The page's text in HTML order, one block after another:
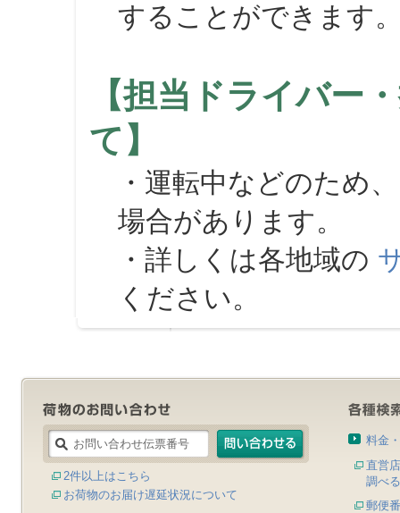
することができます
【担当ドライバー
て】
・運転中などのため
場合があります。
・詳しくは各地域の
ください。
2件以上はこちら
お荷物のお届け遅延状況について
料金
直営
調べる
郵便